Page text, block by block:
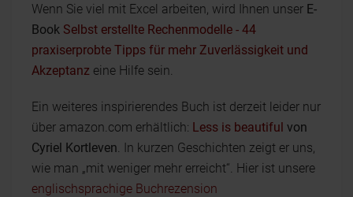
Wenn Sie viel mit Excel arbeiten, wird Ihnen unser E-
Book Selbst erstellte Rechenmodelle - 44
praxiserprobte Tipps für mehr Zuverlässigkeit und
Akzeptanz eine Hilfe sein.
Ein weiteres inspirierendes Buch ist derzeit leider nur
über amazon.com erhältlich: Less is beautiful von
Cyriel Kortleven. In kurzen Geschichten zeigt er uns,
wie man „mit weniger mehr erreicht“. Hier ist unsere
englischsprachige Buchrezension